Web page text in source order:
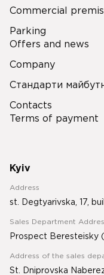
Commercial
Parking
Offers and news
Company
Стандарти
Contacts
Terms of payment
Kyiv
Address
st. Degtyarivska, 17,
Sales Department
Prospect Beresteisky
Address of the sales
St. Dniprovska